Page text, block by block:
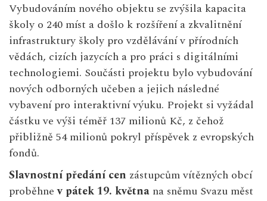
Vybudováním nového objektu se zvýšila kapacita
školy o 240 míst a došlo k rozšíření a zkvalitnění
infrastruktury školy pro vzdělávání v přírodních
vědách, cizích jazycích a pro práci s digitálními
technologiemi. Součásti projektu bylo vybudování
nových odborných učeben a jejich následné
vybavení pro interaktivní výuku. Projekt si vyžádal
částku ve výši téměř 137 milionů Kč, z čehož
přibližně 54 milionů pokryl příspěvek z evropských
fondů.
Slavnostní předání cen zástupcům vítězných obcí
proběhnev pátek 19. května na sněmu Svazu měst